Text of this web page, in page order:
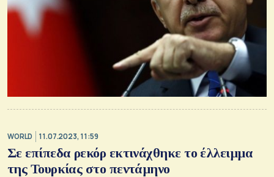
WORLD 11.07.2023, 11:59
Σε επίπεδα ρεκόρ εκτινάχθηκε το έλλειμμα
της Τουρκίας στο πεντάμηνο